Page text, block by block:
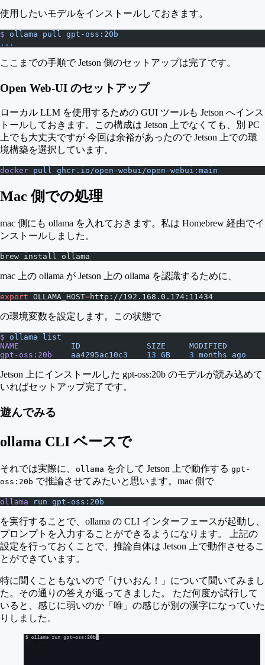
使用したいモデルをインストールしておきます。
$ ollama pull
gpt-oss:20b
...
ここまでの手順で Jetson 側のセットアップは完了です。
Open Web-UI のセットアップ
ローカル LLM を使用するための GUI ツールも Jetson へインス
トールしておきます。この構成は Jetson 上でなくても、別 PC
上でも大丈夫ですが 今回は余裕があったので Jetson 上での環
境構築を選択しています。
docker pull ghcr.io/open-webui/open-webui:main
Mac 側での処理
mac 側にも ollama を入れておきます。私は Homebrew 経由でイ
ンストールしました。
brew install ollama
mac 上の ollama が Jetson 上の ollama を認識するために、
export OLLAMA_HOST=http://192.168.0.174:11434
の環境変数を設定します。この状態で
$ ollama list
NAME
           ID
              SIZE
     MODIFIED
gpt-oss:20b
    aa4295ac10c3
    13
GB
    3
months ago
Jetson 上にインストールした gpt-oss:20b のモデルが読み込めて
いればセットアップ完了です。
遊んでみる
ollama CLI ベースで
それでは実際に、 ollama を介して Jetson 上で動作する gpt-
oss:20b で推論させてみたいと思います。mac 側で
ollama run gpt-oss:20b
を実行することで、ollama の CLI インターフェースが起動し、
プロンプトを入力することができるようになります。 上記の
設定を行っておくことで、推論自体は Jetson 上で動作させるこ
とができています。
特に聞くこともないので「けいおん！」について聞いてみまし
た。その通りの答えが返ってきました。 ただ何度か試行して
いると、感じに弱いのか「唯」の感じが別の漢字になっていた
りしました。